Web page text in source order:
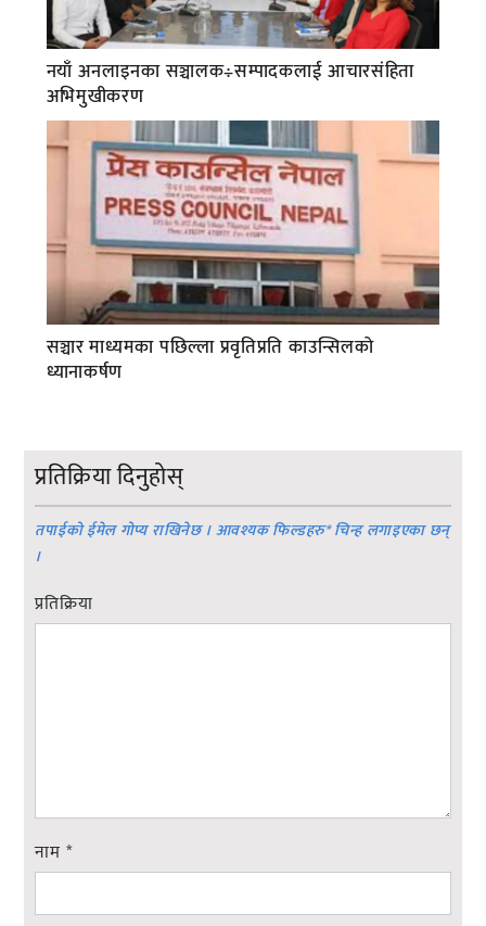
नयाँ अनलाइनका सञ्चालक÷सम्पादकलाई आचारसंहिता
अभिमुखीकरण
सञ्चार माध्यमका पछिल्ला प्रवृतिप्रति काउन्सिलको
ध्यानाकर्षण
प्रतिक्रिया दिनुहोस्
तपाईको ईमेल गोप्य राखिनेछ । आवश्यक फिल्डहरु*चिन्ह लगाइएका छन्
।
प्रतिक्रिया
नाम *